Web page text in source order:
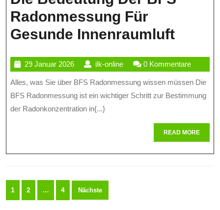
Radonmessung Für
Gesunde InnenraumluftDie
Der
BFS
Für
29 Januar 202629
Januar
2026
ilk-onlineilk-
online
0 Kommentare
Alles, was Sie über BFS Radonmessung wissen müssen Die
BFS Radonmessung ist ein wichtiger Schritt zur Bestimmung
der Radonkonzentration in{...}
READ MOREREAD
MORE
Seitennummerierung
der
1 2 … 4 Nächste